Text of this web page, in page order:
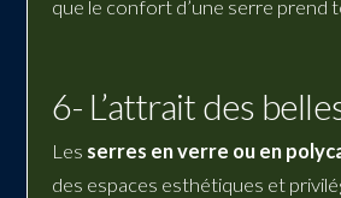
que le confort d’une serre prend
6- L’attrait des
Les serres en verre ou en
des espaces esthétiques et